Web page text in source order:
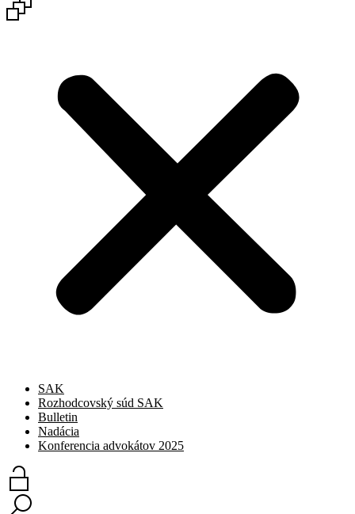
SAK
Rozhodcovský súd SAK
Bulletin
Nadácia
Konferencia advokátov 2025